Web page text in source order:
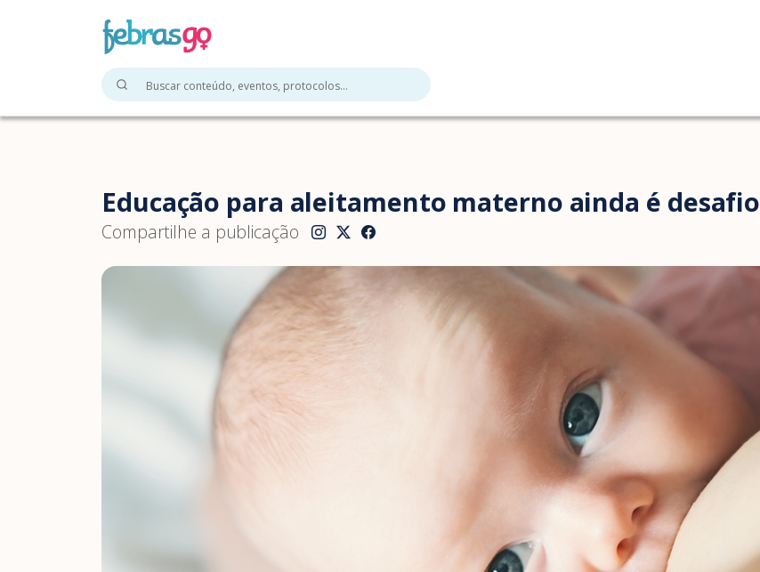
Educação para aleitamento materno ainda é desafio
Compartilhe a publicação